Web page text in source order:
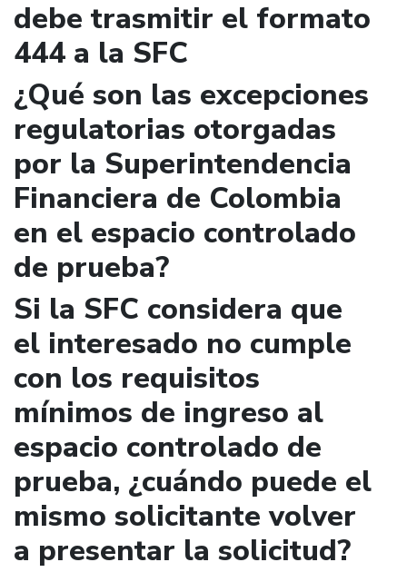
debe trasmitir el formato
444 a la SFC
¿Qué son las excepciones
regulatorias otorgadas
por la Superintendencia
Financiera de Colombia
en el espacio controlado
de prueba?
Si la SFC considera que
el interesado no cumple
con los requisitos
mínimos de ingreso al
espacio controlado de
prueba, ¿cuándo puede el
mismo solicitante volver
a presentar la solicitud?